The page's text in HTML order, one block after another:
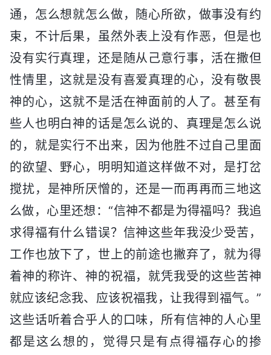
通，怎么想就怎么做，随心所欲，做事没有约
束，不计后果，虽然外表上没有作恶，但是也
没有实行真理，还是随从己意行事，活在撒但
性情里，这就是没有喜爱真理的心，没有敬畏
神的心，这就不是活在神面前的人了。甚至有
些人也明白神的话是怎么说的、真理是怎么说
的，就是实行不出来，因为他胜不过自己里面
的欲望、野心，明明知道这样做不对，是打岔
搅扰，是神所厌憎的，还是一而再再而三地这
么做，心里还想：“信神不都是为得福吗？我追
求得福有什么错误？信神这些年我没少受苦，
工作也放下了，世上的前途也撇弃了，就为得
着神的称许、神的祝福，就凭我受的这些苦神
就应该纪念我、应该祝福我，让我得到福气。”
这些话听着合乎人的口味，所有信神的人心里
都是这么想的，觉得只是有点得福存心的掺